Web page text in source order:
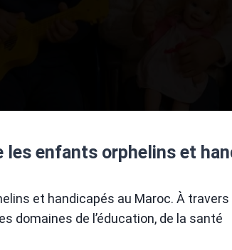
enfants orphelins et
et handicapés au Maroc. À travers
domaines de l’éducation, de la santé